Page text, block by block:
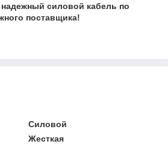
надежный силовой кабель по
поставщика!
Силовой
Жесткая